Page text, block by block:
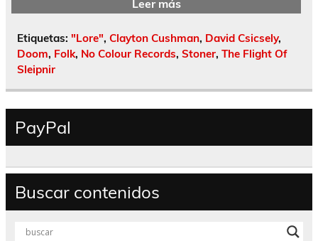
Leer más
Etiquetas: "Lore", Clayton Cushman, David Csicsely,
Doom, Folk, No Colour Records, Stoner, The Flight Of
Sleipnir
PayPal
Buscar contenidos